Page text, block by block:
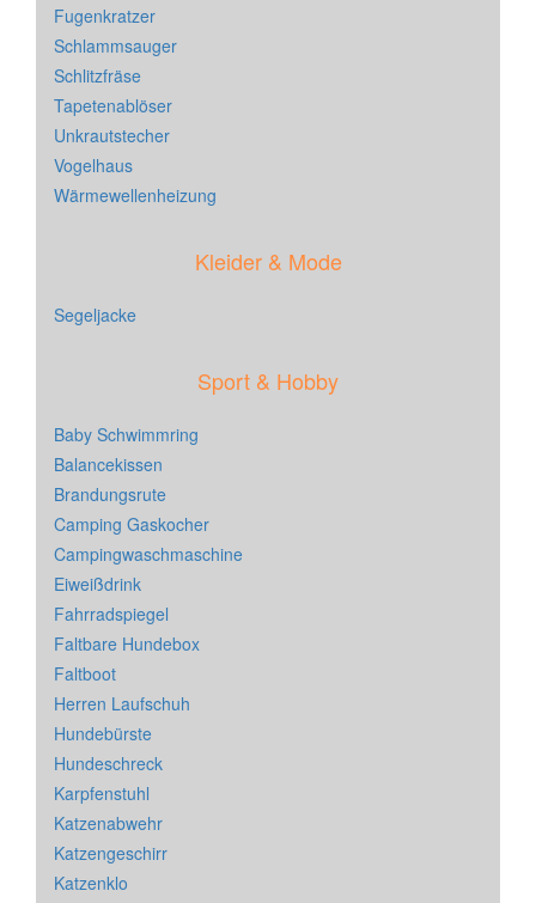
Fugenkratzer
Schlammsauger
Schlitzfräse
Tapetenablöser
Unkrautstecher
Vogelhaus
Wärmewellenheizung
Kleider & Mode
Segeljacke
Sport & Hobby
Baby Schwimmring
Balancekissen
Brandungsrute
Camping Gaskocher
Campingwaschmaschine
Eiweißdrink
Fahrradspiegel
Faltbare Hundebox
Faltboot
Herren Laufschuh
Hundebürste
Hundeschreck
Karpfenstuhl
Katzenabwehr
Katzengeschirr
Katzenklo